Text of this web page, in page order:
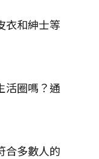
衣和紳士等
活圈嗎？通
合多數人的